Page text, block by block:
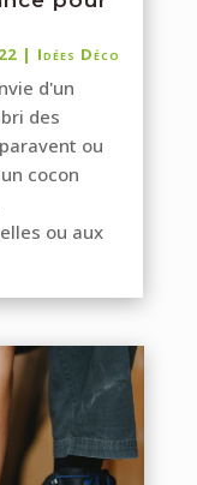
| Idées Déco
d'un
des
ou
cocon
ou aux